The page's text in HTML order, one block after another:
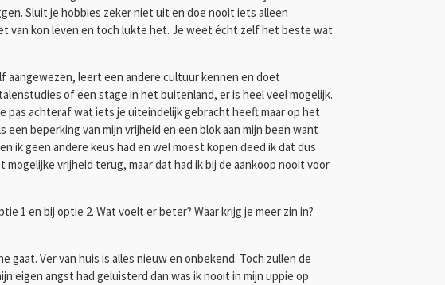
Sluit je hobbies zeker niet uit en doe nooit iets alleen
van kon leven en toch lukte het. Je weet écht zelf het beste wat
aangewezen, leert een andere cultuur kennen en doet
of een stage in het buitenland, er is heel veel mogelijk.
achteraf wat iets je uiteindelijk gebracht heeft maar op het
beperking van mijn vrijheid en een blok aan mijn been want
ik geen andere keus had en wel moest kopen deed ik dat dus
vrijheid terug, maar dat had ik bij de aankoop nooit voor
1 en bij optie 2. Wat voelt er beter? Waar krijg je meer zin in?
Ver van huis is alles nieuw en onbekend. Toch zullen de
eigen angst had geluisterd dan was ik nooit in mijn uppie op